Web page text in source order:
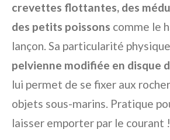
crevettes flottantes, des
des petits poissons comme le
lançon. Sa particularité
pelvienne modifiée en disque
lui permet de se fixer aux
objets sous-marins. Pratique
laisser emporter par le courant !